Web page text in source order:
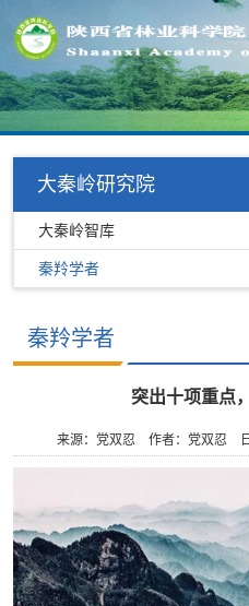
大秦岭研究院
大秦岭智库
秦羚学者
秦羚学者
突出十项重点
来源：党双忍 作者：党双忍